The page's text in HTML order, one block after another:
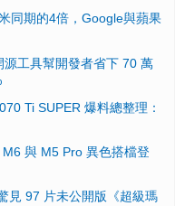
同期的4倍，Google與蘋果
工具幫開發者省下 70 萬
Ti SUPER 爆料總整理：
與 M5 Pro 異色搭檔登
見 97 片未公開版《超級瑪